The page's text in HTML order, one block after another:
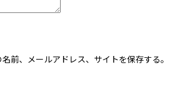
前、メールアドレス、サイトを保存する。